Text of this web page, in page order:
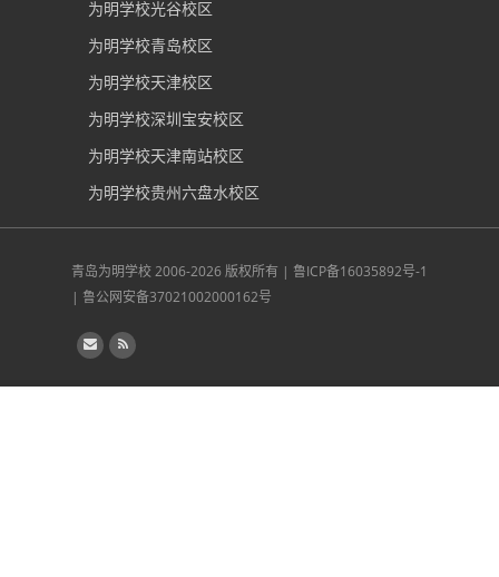
为明学校光谷校区
为明学校青岛校区
为明学校天津校区
为明学校深圳宝安校区
为明学校天津南站校区
为明学校贵州六盘水校区
青岛为明学校2006-2026 版权所有 | 鲁ICP备16035892号-1
| 鲁公网安备37021002000162号